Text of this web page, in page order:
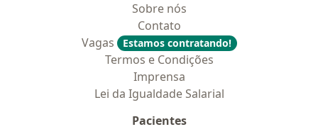
Sobre nós
Contato
Vagas
Estamos contratando!
Termos e Condições
Imprensa
Lei da Igualdade Salarial
Pacientes